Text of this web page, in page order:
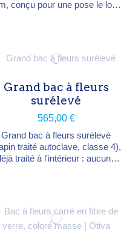
conçu pour une pose le long
38 cm. Fourni monté ; bac de
protection PVC en option.
Grand bac à fleurs
surélevé
565,00 €
Grand bac à fleurs surélevé
traité autoclave, classe 4),
traité à l'intérieur : aucune
laitues…). Dimensions
L 192,5 × P 70 × H 81 cm,
profondeur intérieure 32-35 cm,